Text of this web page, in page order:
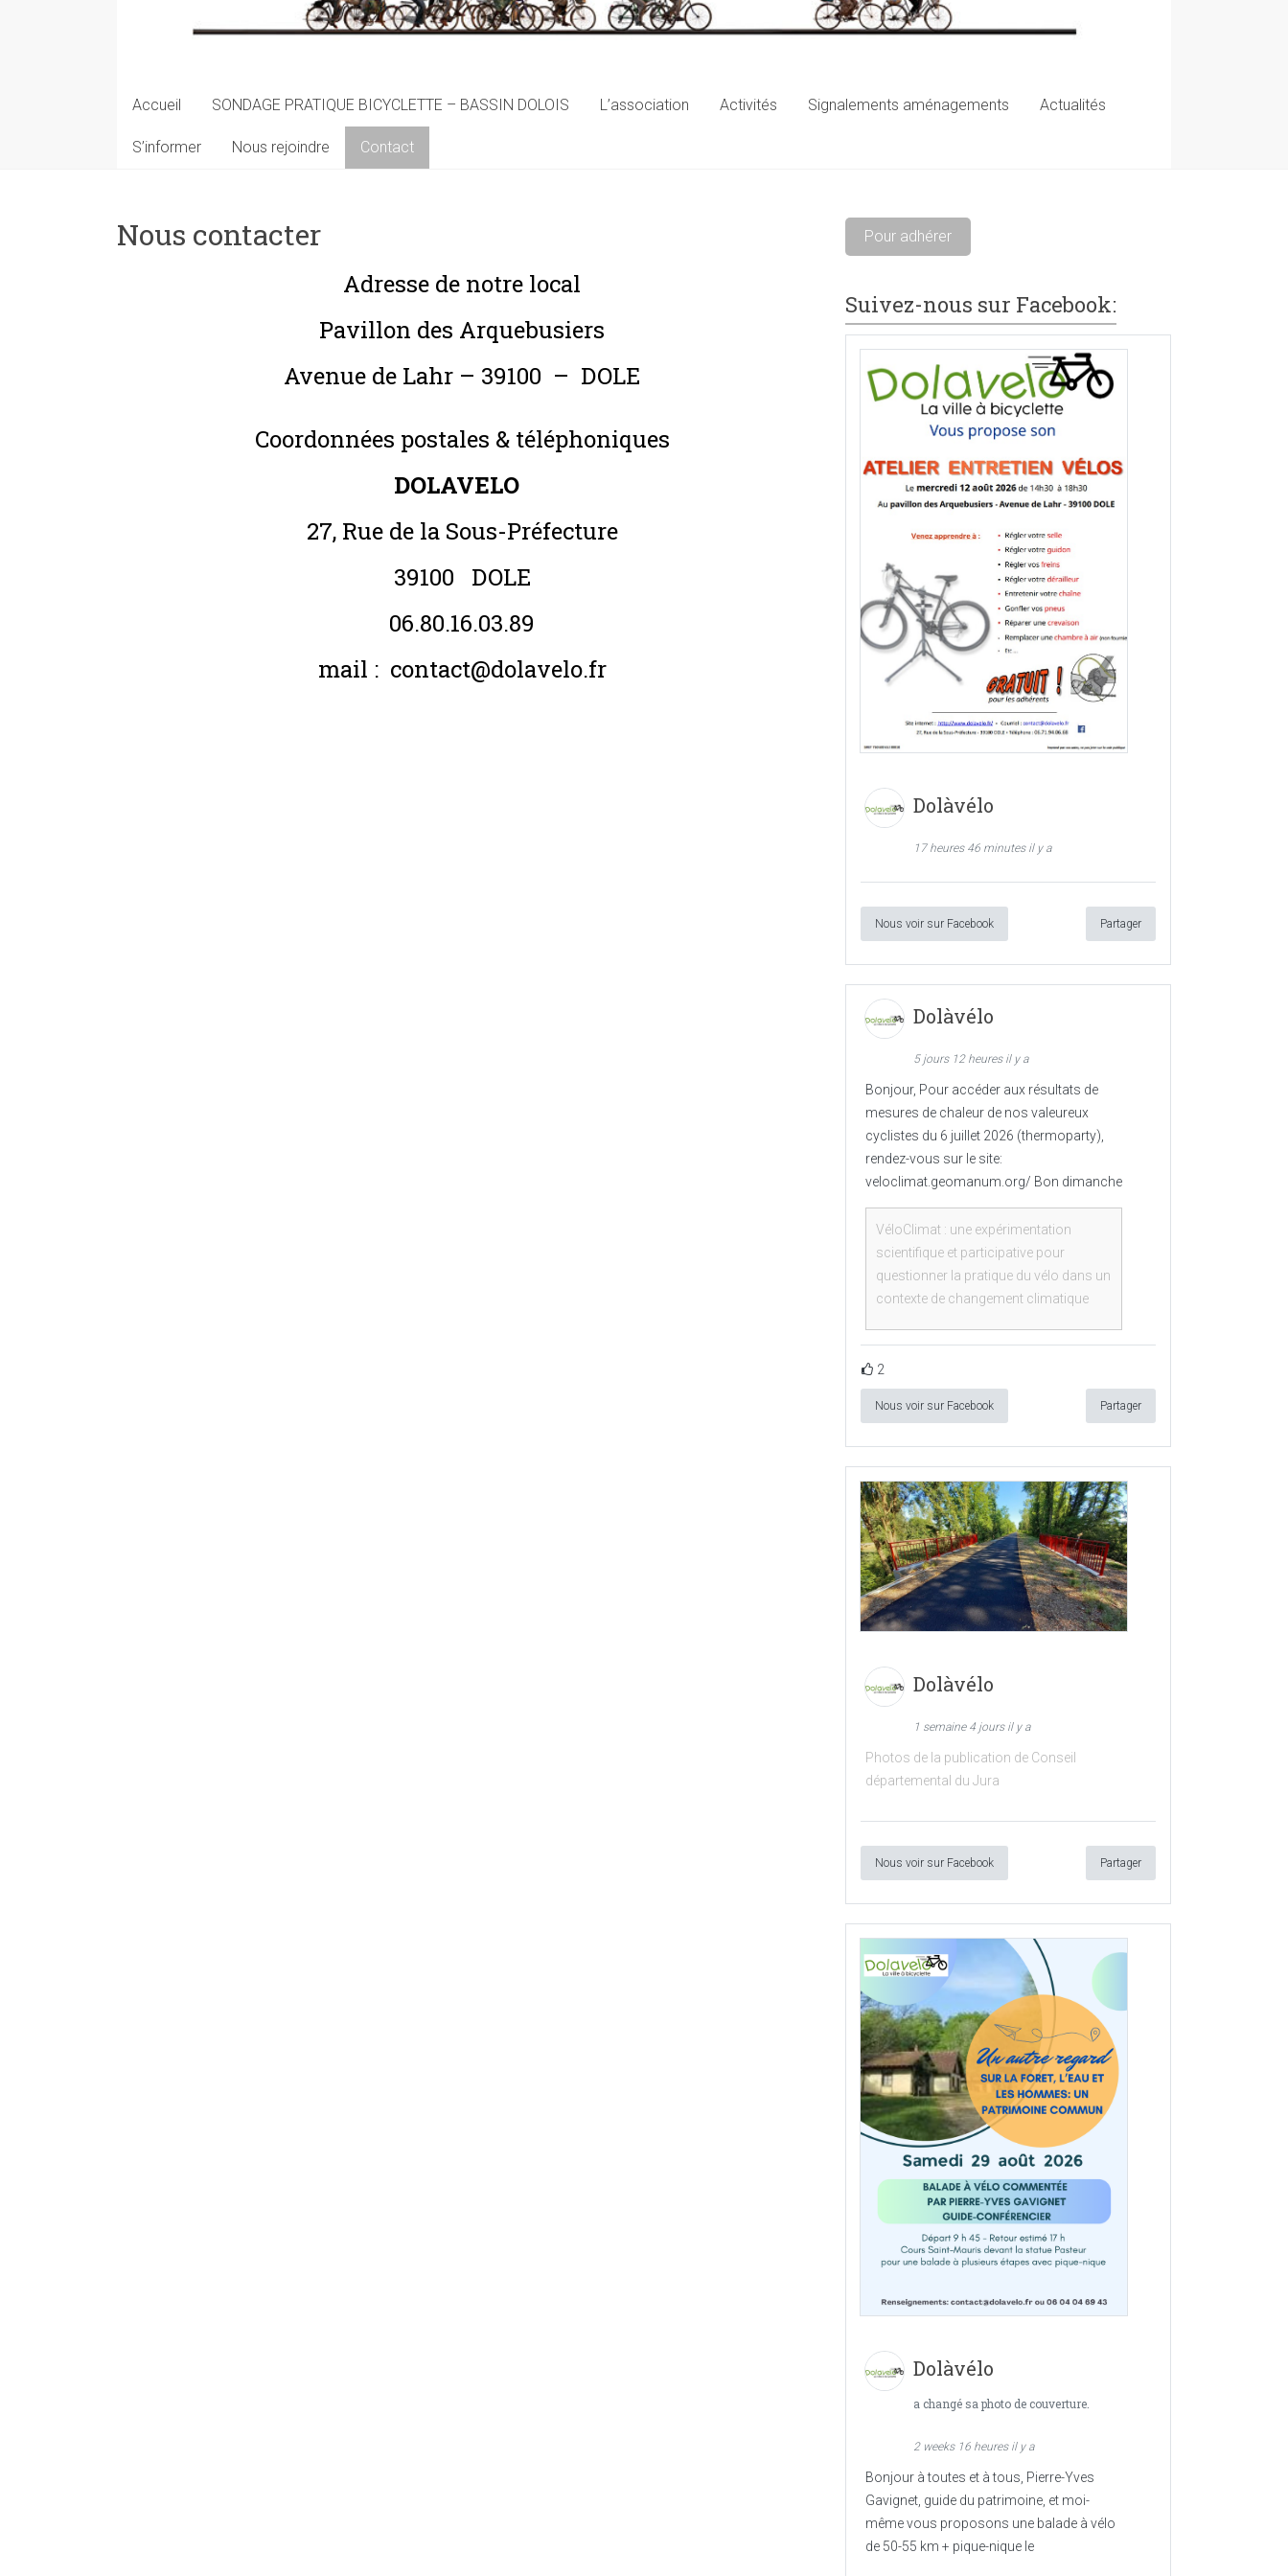
Accueil SONDAGE PRATIQUE BICYCLETTE – BASSIN DOLOIS L’association Activités Signalements aménagements Actualités
S’informer Nous rejoindre Contact
Nous contacter
Adresse de notre local
Pavillon des Arquebusiers
Avenue de Lahr – 39100 – DOLE
Coordonnées postales & téléphoniques
DOLAVELO
27, Rue de la Sous-Préfecture
39100 DOLE
06.80.16.03.89
mail : contact@dolavelo.fr
Pour adhérer
Suivez-nous sur Facebook:
Dolàvélo
17 heures 46 minutes il y a
Nous voir sur Facebook Partager
Dolàvélo
5 jours 12 heures il y a
Bonjour, Pour accéder aux résultats de
mesures de chaleur de nos valeureux
cyclistes du 6 juillet 2026 (thermoparty),
rendez-vous sur le site:
veloclimat.geomanum.org/ Bon dimanche
VéloClimat : une expérimentation
scientifique et participative pour
questionner la pratique du vélo dans un
contexte de changement climatique
2
Nous voir sur Facebook Partager
Dolàvélo
1 semaine 4 jours il y a
Photos de la publication de Conseil
départemental du Jura
Nous voir sur Facebook Partager
Dolàvélo
a changé sa photo de couverture.
2 weeks 16 heures il y a
Bonjour à toutes et à tous, Pierre-Yves
Gavignet, guide du patrimoine, et moi-
même vous proposons une balade à vélo
de 50-55 km + pique-nique le